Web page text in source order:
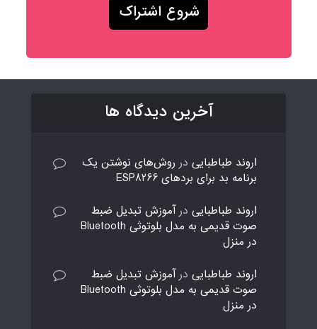
آخرین دیدگاه ها
اروند طباطبایی در روش‌های نوشتن یک
برنامه بد برای بردهای ESP8266
اروند طباطبایی درآموزش تبدیل ضبط
صوت قدیمی به مدل بلوتوثی Bluetooth
در منزل
اروند طباطبایی درآموزش تبدیل ضبط
صوت قدیمی به مدل بلوتوثی Bluetooth
در منزل